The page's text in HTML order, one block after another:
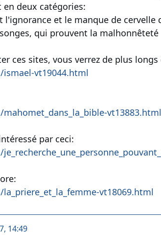
deux catégories:
l'ignorance et le manque de
qui prouvent la
ces sites, vous verrez de plus
vt19044.html
vt13883.html
par ceci:
vt18069.html
14:49